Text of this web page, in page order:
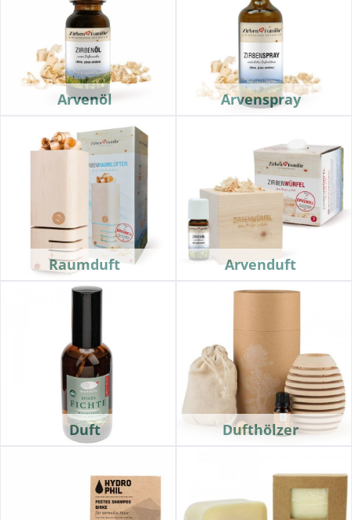
Arvenöl Arvenspray
Arvenduft
Raumduft
Duft Dufthölzer